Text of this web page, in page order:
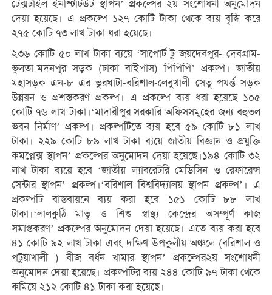
টেক্সটাইল ইনস্টিটিউট স্থাপন’ প্রকল্পের ২য় সংশোধনী অনুমোদন
দেয়া হয়েছে। এ প্রকল্পে ১২৭ কোটি টাকা থেকে ব্যয় বৃদ্ধি করে
২৭৫ কোটি ৭৩ লাখ টাকা ধরা হয়েছে।
২৩৬ কোটি ৫০ লাখ টাকা ব্যয়ে ‘সাপোর্ট টু জয়দেবপুর- দেবগ্রাম-
ভুলতা-মদনপুর সড়ক (ঢাকা বাইপাস) পিপিপি’ প্রকল্প। জাতীয়
মহাসড়ক এন-৮ এর ভুরঘাটা-বরিশাল-লেবুখালী সেতু পযর্ন্ত সড়ক
উন্নয়ন ও প্রশস্তকরণ প্রকল্প। এ প্রকল্পে ব্যয় ধরা হয়েছে ১০৫
কোটি ৭৬ লাখ টাকা।‘মাদারীপুর সরকারি অফিসসমুহের জন্য বহুতল
ভবন নির্মাণ’ প্রকল্প। প্রকল্পটিতে ব্যয় হবে ৫৯ কোটি ৮১ লাখ
টাকা। ২২৯ কোটি ৮৯ লাখ টাকা ব্যয়ে জাতীয় বিজ্ঞান ও প্রযুক্তি
কমপ্লেক্স স্থাপন’ প্রকল্পের অনুমোদন দেয়া হয়েছে।১৯৪ কোটি ৩২
লাখ টাকা ব্যয়ে হবে ‘জাতীয় ল্যাবরেটরি মেডিসিন ও রেফারেন্স
সেন্টার স্থাপন’ প্রকল্প।‘বরিশাল বিশ্ববিদ্যালয় স্থাপন প্রকল্প’। এ
প্রকল্পটি বাস্তবায়নে ব্যয় করা হবে ১৫১ কোটি ৮৮ লাখ
টাকা।‘লালকুঠি মাতৃ ও শিশু স্বাস্থ্য কেন্দ্রের অসম্পূর্ণ কাজ
সমাপ্তকরণ’ প্রকল্পের অনুমোদন দেয়া হয়েছে। এতে ব্যয় করা হবে
৪১ কোটি ৯২ লাখ টাকা এবং দক্ষিণ উপকুলীয় অঞ্চলে (বরিশাল ও
পটুয়াখালী ) বীজ বর্ধন খামার স্থাপন’ প্রকল্পের২য় সংশোধনী
অনুমোদন দেয়া হয়েছে। প্রকল্পটির ব্যয় ২৪৪ কোটি ৯৭ টাকা থেকে
কমিয়ে ২১২ কোটি ৪১ টাকা করা হয়েছে।